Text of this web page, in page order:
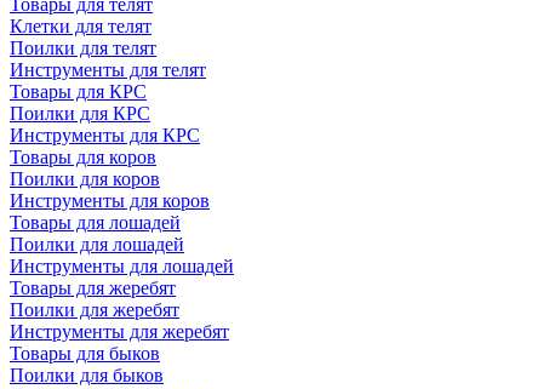
Товары для телят
Клетки для телят
Поилки для телят
Инструменты для телят
Товары для КРС
Поилки для КРС
Инструменты для КРС
Товары для коров
Поилки для коров
Инструменты для коров
Товары для лошадей
Поилки для лошадей
Инструменты для лошадей
Товары для жеребят
Поилки для жеребят
Инструменты для жеребят
Товары для быков
Поилки для быков